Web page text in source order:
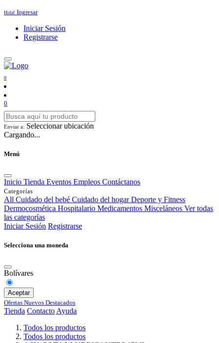
Hola! Ingresar
Iniciar Sesión
Registrarse
0
0
Enviar a: Seleccionar ubicación
Cargando...
Menú
Inicio Tienda Eventos Empleos Contáctanos
Categorías
All Cuidado del bebé Cuidado del hogar Deporte y Fitness
Dermocosmética Hospitalario Medicamentos Misceláneos Ver todas
las categorías
Iniciar Sesión Registrarse
Selecciona una moneda
Bolívares
Aceptar
Ofertas Nuevos Destacados
Tienda Contacto Ayuda
Todos los productos
Todos los productos